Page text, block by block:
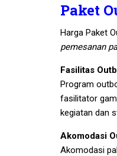
Paket
Harga Paket
pemesanan
Fasilitas
Program
fasilitator
kegiatan dan
Akomodasi
Akomodasi